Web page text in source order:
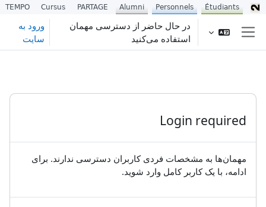
پرش به محتوای اصلیدر حال حاضر از دسترسی مهمان
استفاده می‌کنید
ورود به
سایت
Login required
مهمان‌ها به مشخصات فردی کاربران دسترسی ندارند. برای
ادامه، با یک کاربر کامل وارد شوید.
Étudiants
Personnels
Alumni
PARTAGE
Cursus
TEMPO